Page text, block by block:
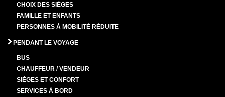
CHOIX DES SIÈGES
FAMILLE ET ENFANTS
PERSONNES À MOBILITÉ RÉDUITE
PENDANT LE VOYAGE
BUS
CHAUFFEUR / VENDEUR
SIÈGES ET CONFORT
SERVICES À BORD